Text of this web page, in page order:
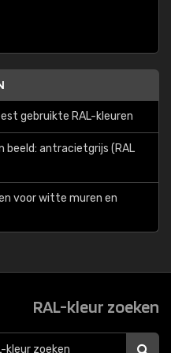
gebruikte RAL-kleuren
beeld: antracietgrijs (RAL
voor witte muren en
RAL-kleur zoeken